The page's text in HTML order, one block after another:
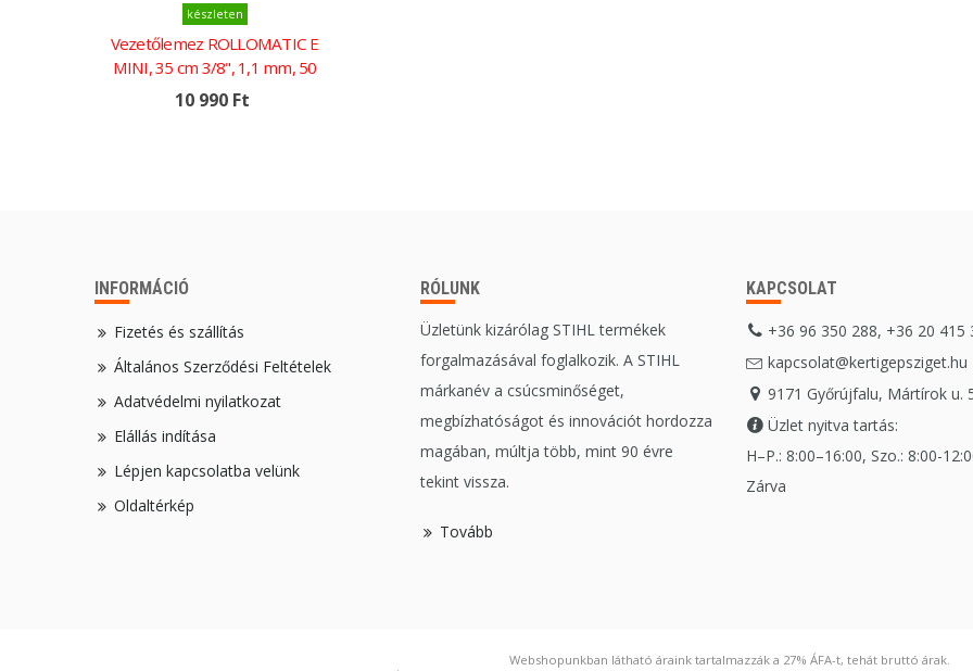
Kosárba
készleten
Vezetőlemez ROLLOMATIC E
MINI, 35 cm 3/8", 1,1 mm, 50
szemes
10 990 Ft
INFORMÁCIÓ
Fizetés és szállítás
Általános Szerződési Feltételek
Adatvédelmi nyilatkozat
Elállás indítása
Lépjen kapcsolatba velünk
Oldaltérkép
RÓLUNK
Üzletünk kizárólag STIHL termékek
forgalmazásával foglalkozik. A STIHL
márkanév a csúcsminőséget,
megbízhatóságot és innovációt hordozza
magában, múltja több, mint 90 évre
tekint vissza.
Tovább
KAPCSOLAT
+36 96 350 288, +36 20 415
kapcsolat@kertigepsziget.hu
9171 Győrújfalu, Mártírok u.
Üzlet nyitva tartás:
H–P.: 8:00–16:00, Szo.: 8:00-
Zárva
Webshopunkban látható áraink tartalmazzák a 27% ÁFA-t, tehát bruttó árak.